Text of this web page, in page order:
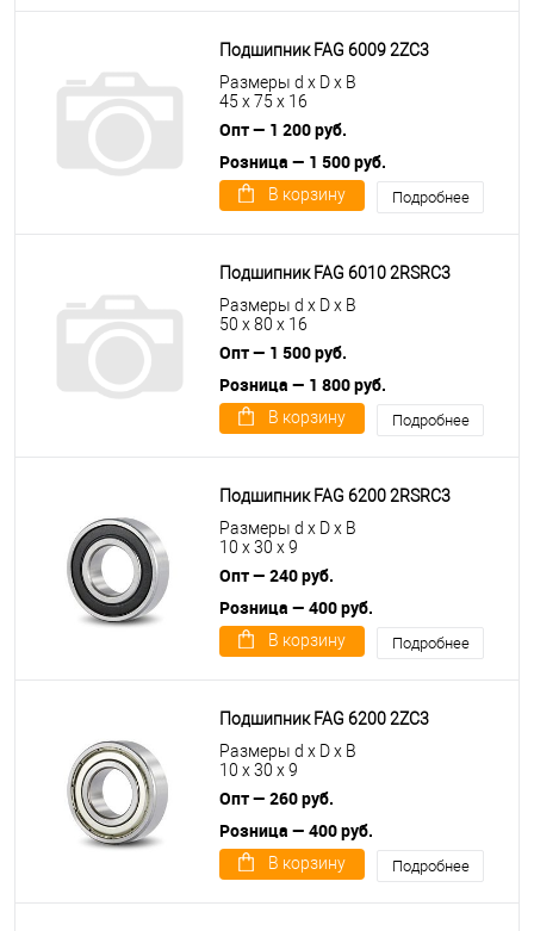
Подшипник FAG 6009 2ZC3
Размеры d x D x B
45 x 75 x 16
Опт — 1 200 руб.
Розница — 1 500 руб.
В корзину Подробнее
Подшипник FAG 6010 2RSRC3
Размеры d x D x B
50 x 80 x 16
Опт — 1 500 руб.
Розница — 1 800 руб.
В корзину Подробнее
Подшипник FAG 6200 2RSRC3
Размеры d x D x B
10 x 30 x 9
Опт — 240 руб.
Розница — 400 руб.
В корзину Подробнее
Подшипник FAG 6200 2ZC3
Размеры d x D x B
10 x 30 x 9
Опт — 260 руб.
Розница — 400 руб.
В корзину Подробнее